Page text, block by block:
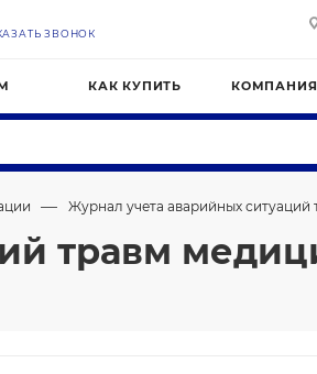
ЗВОНОК
КАК КУПИТЬ КОМПАНИЯ
— Журнал учета аварийных
травм